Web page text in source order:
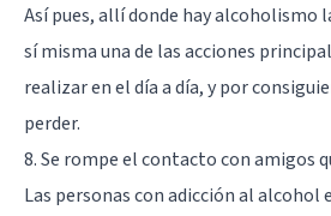
Así pues, allí donde hay alcoholismo
sí misma una de las acciones
realizar en el día a día, y por
perder.
8. Se rompe el contacto con amigos
Las personas con adicción al alcohol